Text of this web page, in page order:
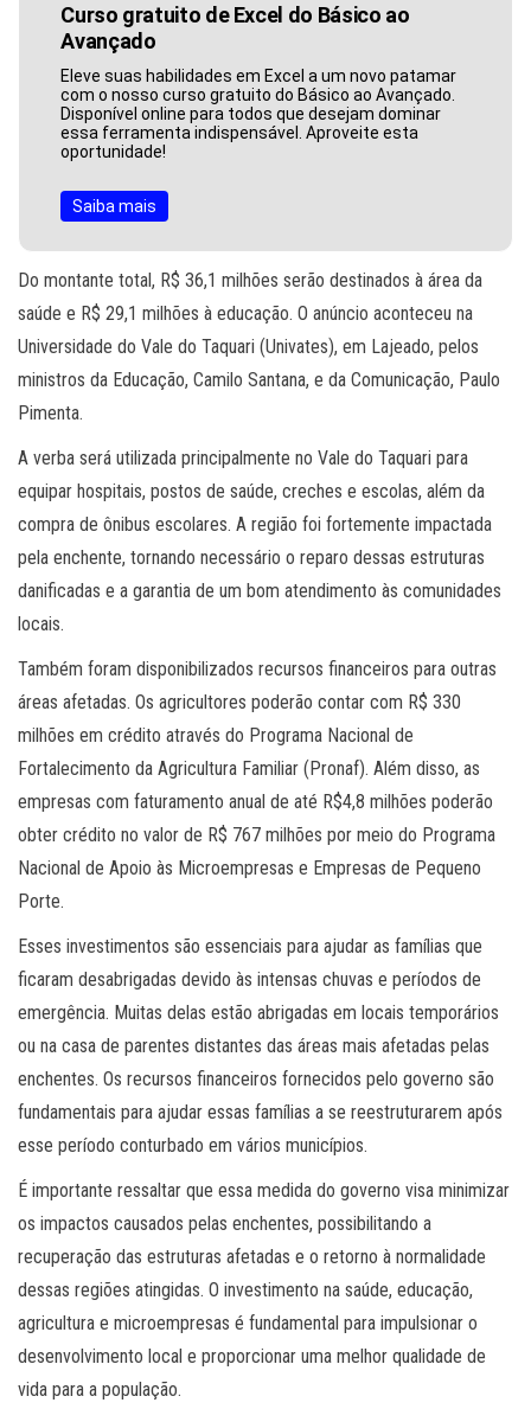
Curso gratuito de Excel do Básico ao
Avançado
Eleve suas habilidades em Excel a um novo patamar
com o nosso curso gratuito do Básico ao Avançado.
Disponível online para todos que desejam dominar
essa ferramenta indispensável. Aproveite esta
oportunidade!
Saiba mais
Do montante total, R$ 36,1 milhões serão destinados à área da
saúde e R$ 29,1 milhões à educação. O anúncio aconteceu na
Universidade do Vale do Taquari (Univates), em Lajeado, pelos
ministros da Educação, Camilo Santana, e da Comunicação, Paulo
Pimenta.
A verba será utilizada principalmente no Vale do Taquari para
equipar hospitais, postos de saúde, creches e escolas, além da
compra de ônibus escolares. A região foi fortemente impactada
pela enchente, tornando necessário o reparo dessas estruturas
danificadas e a garantia de um bom atendimento às comunidades
locais.
Também foram disponibilizados recursos financeiros para outras
áreas afetadas. Os agricultores poderão contar com R$ 330
milhões em crédito através do Programa Nacional de
Fortalecimento da Agricultura Familiar (Pronaf). Além disso, as
empresas com faturamento anual de até R$4,8 milhões poderão
obter crédito no valor de R$ 767 milhões por meio do Programa
Nacional de Apoio às Microempresas e Empresas de Pequeno
Porte.
Esses investimentos são essenciais para ajudar as famílias que
ficaram desabrigadas devido às intensas chuvas e períodos de
emergência. Muitas delas estão abrigadas em locais temporários
ou na casa de parentes distantes das áreas mais afetadas pelas
enchentes. Os recursos financeiros fornecidos pelo governo são
fundamentais para ajudar essas famílias a se reestruturarem após
esse período conturbado em vários municípios.
É importante ressaltar que essa medida do governo visa minimizar
os impactos causados pelas enchentes, possibilitando a
recuperação das estruturas afetadas e o retorno à normalidade
dessas regiões atingidas. O investimento na saúde, educação,
agricultura e microempresas é fundamental para impulsionar o
desenvolvimento local e proporcionar uma melhor qualidade de
vida para a população.